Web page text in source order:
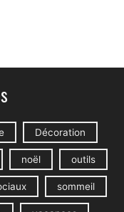
Décoration
noël outils
sommeil